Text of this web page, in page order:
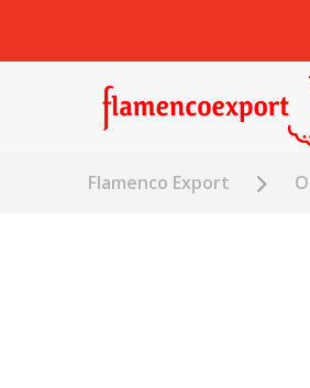
Flamenco Export